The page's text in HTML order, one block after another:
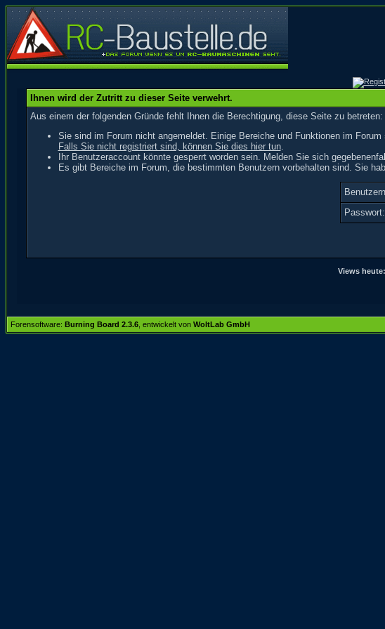
Ihnen wird der Zutritt zu dieser Seite verwehrt.
Aus einem der folgenden Gründe fehlt Ihnen die Berechtigung, diese Seite zu betreten:
Sie sind im Forum nicht angemeldet. Einige Bereiche und Funktionen im
Falls Sie nicht registriert sind, können Sie dies hier tun.
Ihr Benutzeraccount könnte gesperrt worden sein. Melden Sie sich
Es gibt Bereiche im Forum, die bestimmten Benutzern vorbehalten sind. Sie
Passwort:
Views heute:
Forensoftware: Burning Board 2.3.6 , entwickelt von WoltLab GmbH